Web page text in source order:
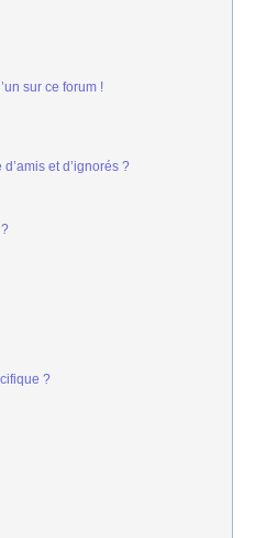
sur ce forum !
et d’ignorés ?
?